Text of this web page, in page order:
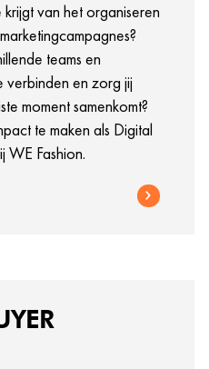
van het organiseren
teams en
verbinden en zorg jij
moment samenkomt?
te maken als Digital
Fashion.